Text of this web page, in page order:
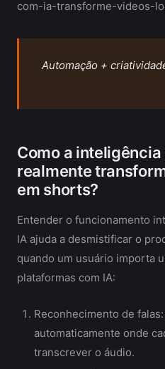
com-ia-transforme-videos-
Automação +
Como a
realmente
em shorts?
Entender o funcionamento
IA ajuda a desmistificar o
quando um usuário importa
plataformas com IA:
Reconhecimento de
automaticamente onde
transcrever o áudio.